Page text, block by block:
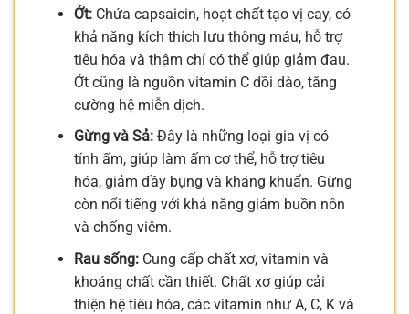
Ớt:Chứa capsaicin, hoạt chất tạo vị cay, có
khả năng kích thích lưu thông máu, hỗ trợ
tiêu hóa và thậm chí có thể giúp giảm đau.
Ớt cũng là nguồn vitamin C dồi dào, tăng
cường hệ miễn dịch.
Gừng và Sả:Đây là những loại gia vị có
tính ấm, giúp làm ấm cơ thể, hỗ trợ tiêu
hóa, giảm đầy bụng và kháng khuẩn. Gừng
còn nổi tiếng với khả năng giảm buồn nôn
và chống viêm.
Rau sống:Cung cấp chất xơ, vitamin và
khoáng chất cần thiết. Chất xơ giúp cải
thiện hệ tiêu hóa, các vitamin như A, C, K và